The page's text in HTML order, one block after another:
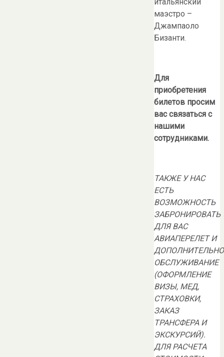
маэстро –
Джампаоло
Бизанти.
Для
приобретения
билетов просим
вас связаться с
нашими
сотрудниками.
ТАКЖЕ У НАС
ЕСТЬ
ВОЗМОЖНОСТЬ
ЗАБРОНИРОВАТЬ
ДЛЯ ВАС
АВИАПЕРЕЛЕТ И
ОБСЛУЖИВАНИЕ
(ОФОРМЛЕНИЕ
ВИЗЫ, МЕД,
СТРАХОВКИ,
ЗАКАЗ
ТРАНСФЕРА И
ЭКСКУРСИЙ).
ДЛЯ РАСЧЕТА